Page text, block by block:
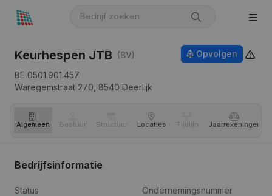
Keurhespen JTB (BV)
BE 0501.901.457
Waregemstraat 270, 8540 Deerlijk
Opvolgen
Algemeen Bestuur Structuur Locaties Tijdlijn Jaar­rekeningen
Bedrijfsinformatie
Status
Ondernemingsnummer